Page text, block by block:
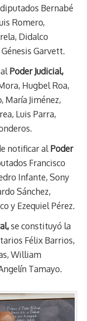
Bernabé
Romero,
Didalco
Garvett.
Poder Judicial,
Hugbel Roa,
María Jiménez,
Luis Parra,
notificar alPoder
Francisco
Infante, Sony
Sánchez,
y Ezequiel Pérez.
se constituyó la
Félix Barrios,
William
Tamayo.